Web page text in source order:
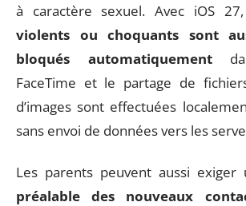
à caractère sexuel. Avec iOS 27,
violents ou choquants sont
bloqués automatiquement
FaceTime et le partage de
d’images sont effectuées
sans envoi de données vers les
Les parents peuvent aussi exiger
préalable des nouveaux